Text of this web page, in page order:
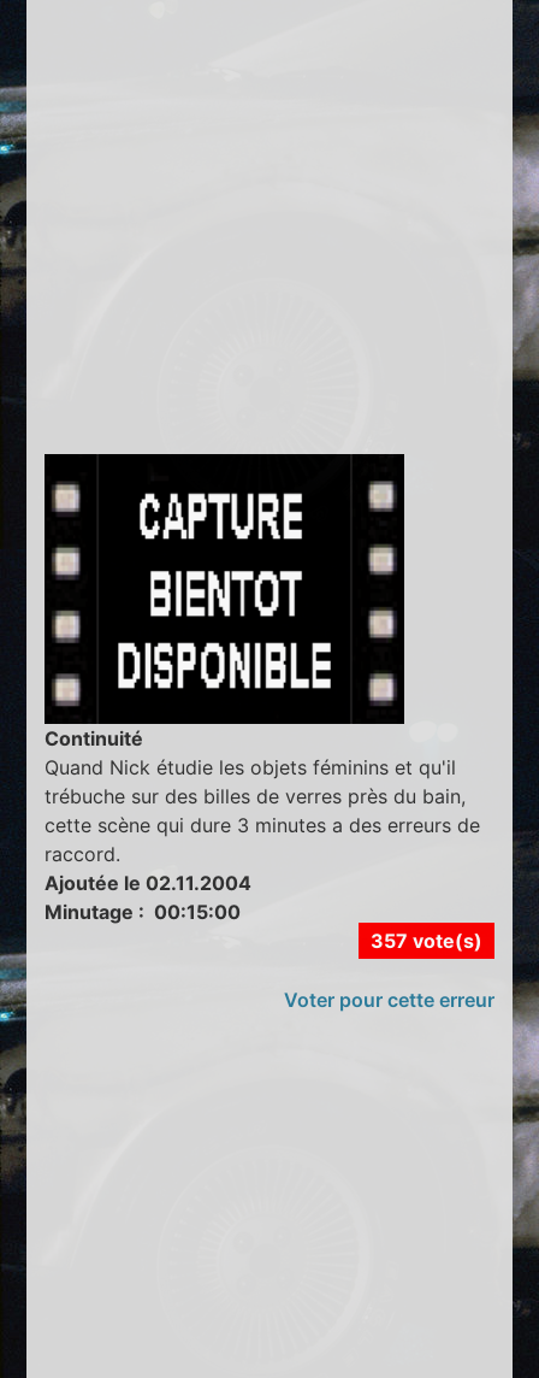
Continuité
Quand Nick étudie les objets féminins et qu'il
trébuche sur des billes de verres près du bain,
cette scène qui dure 3 minutes a des erreurs de
raccord.
Ajoutée le 02.11.2004
Minutage : 00:15:00
357 vote(s)
Voter pour cette erreur